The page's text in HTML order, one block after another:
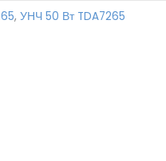
,УНЧ 50 Вт TDA7265